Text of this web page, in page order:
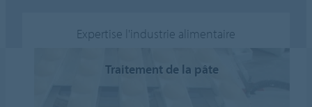
Expertise l'industrie alimentaire
Traitement de la pâte